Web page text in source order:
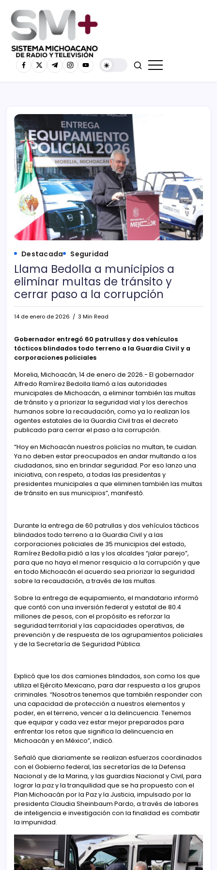
Destacada Seguridad
Llama Bedolla a municipios a
eliminar multas de tránsito y
cerrar paso a la corrupción
14 de enero de 2026 3 Min Read
Gobernador entregó 60 patrullas y dos vehículos
tácticos blindados todo terreno a la Guardia Civil y a
corporaciones policiales
Morelia, Michoacán, 14 de enero de 2026.- El gobernador
Alfredo Ramírez Bedolla llamó a las autoridades
municipales de Michoacán, a eliminar también las multas
de tránsito y a priorizar la seguridad vial y los derechos
humanos sobre la recaudación, como ya lo realizan los
agentes estatales de la Guardia Civil tras el decreto
publicado para cerrar el paso a la corrupción.
“Hoy en Michoacán nuestros policías no multan, te cuidan.
Ya no deben estar preocupados en andar multando a los
ciudadanos, sino en brindar seguridad. Por eso lanzo una
iniciativa, con respeto, a todas las presidentas y
presidentes municipales a que eliminen también las multas
de tránsito en sus municipios”, manifestó.
Durante la entrega de 60 patrullas y dos vehículos tácticos
blindados todo terreno a la Guardia Civil y a las
corporaciones policiales de 35 municipios del estado,
Ramírez Bedolla pidió a las y los alcaldes “jalar parejo”,
para que no haya el menor resquicio a la corrupción y que
en todo Michoacán el acuerdo sea priorizar la seguridad
sobre la recaudación, a través de las multas.
Sobre la entrega de equipamiento, el mandatario informó
que contó con una inversión federal y estatal de 80.4
millones de pesos, con el propósito es reforzar la
seguridad territorial y las capacidades operativas, de
prevención y de respuesta de los agrupamientos policiales
y de la Secretaría de Seguridad Pública.
Explicó que los dos camiones blindados, son como los que
utiliza el Ejército Mexicano, para dar respuesta a los grupos
criminales. “Nosotros tenemos que también responder con
una capacidad de protección a nuestros elementos y
poder, en el terreno, vencer a la delincuencia. Tenemos
que equipar y cada vez estar mejor preparados para
enfrentar los retos que significa la delincuencia en
Michoacán y en México”, indicó.
Señaló que diariamente se realizan esfuerzos coordinados
con el Gobierno federal, las secretarías de la Defensa
Nacional y de la Marina, y las guardias Nacional y Civil, para
lograr la paz y la tranquilidad que se ha propuesto con el
Plan Michoacán por la Paz y la Justicia, impulsado por la
presidenta Claudia Sheinbaum Pardo, a través de labores
de inteligencia e investigación con la finalidad es combatir
la impunidad.